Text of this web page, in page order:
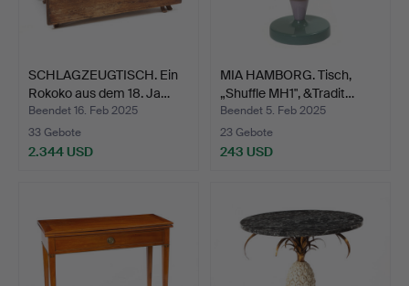
SCHLAGZEUGTISCH. Ein
Rokoko aus dem 18. Ja…
Beendet 16. Feb 2025
33 Gebote
2.344 USD
MIA HAMBORG. Tisch,
„Shuffle MH1", &Tradit…
Beendet 5. Feb 2025
23 Gebote
243 USD